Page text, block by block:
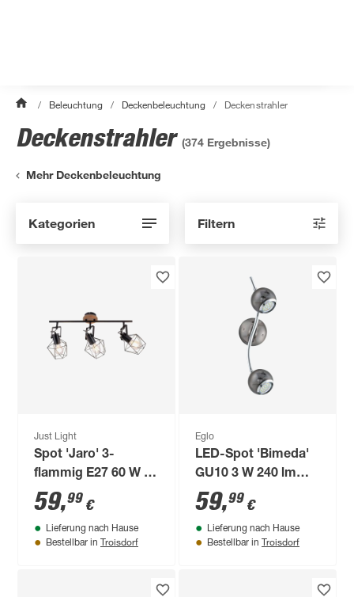
/ Beleuchtung / Deckenbeleuchtung / Deckenstrahler
Deckenstrahler (374 Ergebnisse)
Mehr Deckenbeleuchtung
Kategorien Filtern
Just Light
Spot 'Jaro' 3-
flammig E27 60 W 83
x 3,1 x 28 cm
59,99 €
Lieferung nach Hause
Bestellbar in Troisdorf
Eglo
LED-Spot 'Bimeda'
GU10 3 W 240 lm
warmweiß 36,5 x 37
cm
59,99 €
Lieferung nach Hause
Bestellbar in Troisdorf